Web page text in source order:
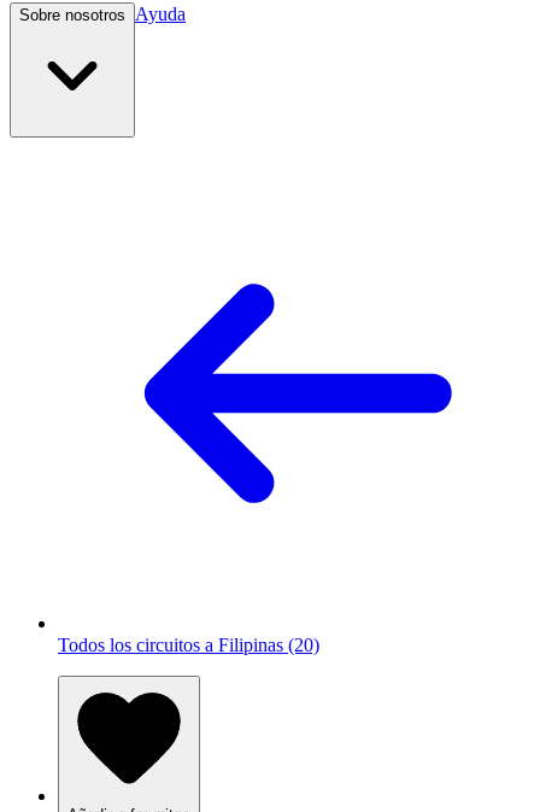
Sobre nosotros Ayuda
Todos los circuitos a Filipinas (20)